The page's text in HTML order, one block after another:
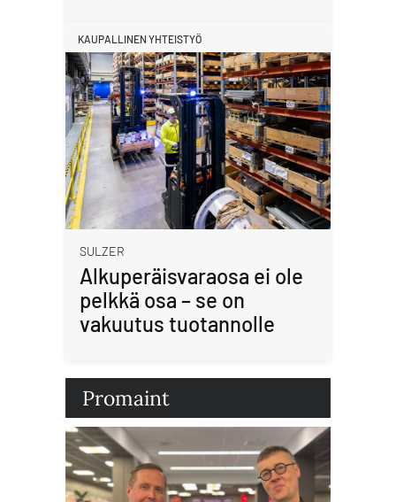
KAUPALLINEN YHTEISTYÖ
SULZER
Alkuperäisvaraosa ei ole
pelkkä osa – se on
vakuutus tuotannolle
Promaint